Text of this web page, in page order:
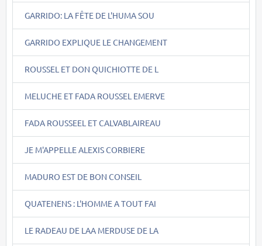
GARRIDO: LA FÊTE DE L'HUMA SOU
GARRIDO EXPLIQUE LE CHANGEMENT
ROUSSEL ET DON QUICHIOTTE DE L
MELUCHE ET FADA ROUSSEL EMERVE
FADA ROUSSEEL ET CALVABLAIREAU
JE M'APPELLE ALEXIS CORBIERE
MADURO EST DE BON CONSEIL
QUATENENS : L'HOMME A TOUT FAI
LE RADEAU DE LAA MERDUSE DE LA